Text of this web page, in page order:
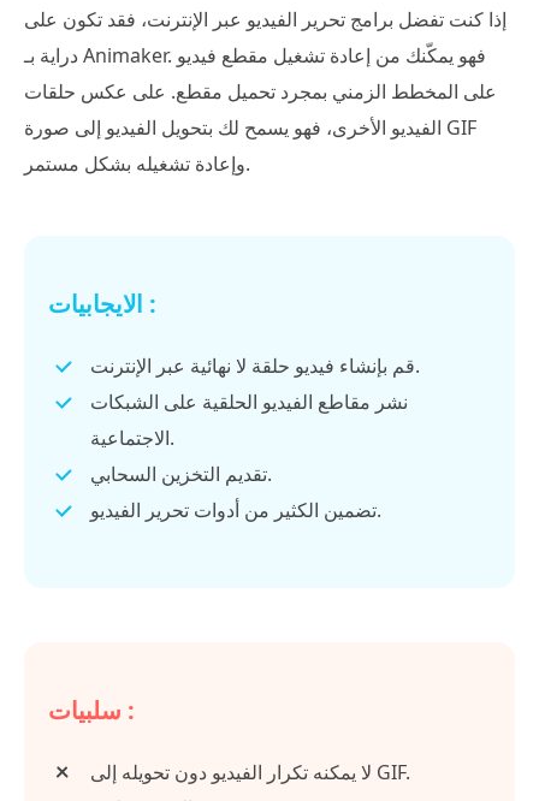
إذا كنت تفضل برامج تحرير الفيديو عبر الإنترنت، فقد تكون على
دراية بـ Animaker. فهو يمكّنك من إعادة تشغيل مقطع فيديو
على المخطط الزمني بمجرد تحميل مقطع. على عكس حلقات
الفيديو الأخرى، فهو يسمح لك بتحويل الفيديو إلى صورة GIF
وإعادة تشغيله بشكل مستمر.
الايجابيات :
قم بإنشاء فيديو حلقة لا نهائية عبر الإنترنت.
نشر مقاطع الفيديو الحلقية على الشبكات
الاجتماعية.
تقديم التخزين السحابي.
تضمين الكثير من أدوات تحرير الفيديو.
سلبيات :
لا يمكنه تكرار الفيديو دون تحويله إلى GIF.